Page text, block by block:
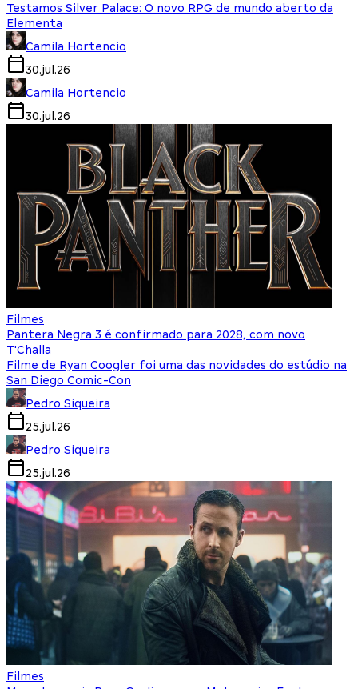
Testamos Silver Palace: O novo RPG de mundo aberto da
Elementa
Camila Hortencio
30.jul.26
Camila Hortencio
30.jul.26
Filmes
Pantera Negra 3 é confirmado para 2028, com novo
T'Challa
Filme de Ryan Coogler foi uma das novidades do estúdio na
San Diego Comic-Con
Pedro Siqueira
25.jul.26
Pedro Siqueira
25.jul.26
Filmes